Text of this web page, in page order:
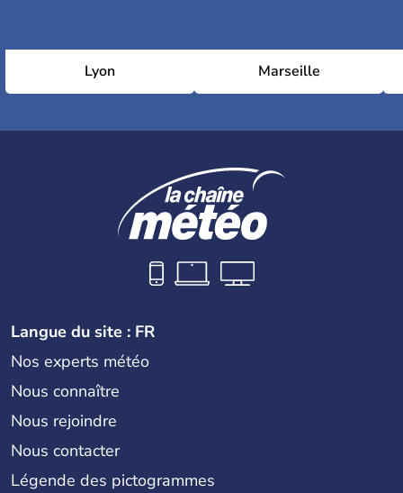
Lyon Marseille
Langue du site : FR
Nos experts météo
Nous connaître
Nous rejoindre
Nous contacter
Légende des pictogrammes